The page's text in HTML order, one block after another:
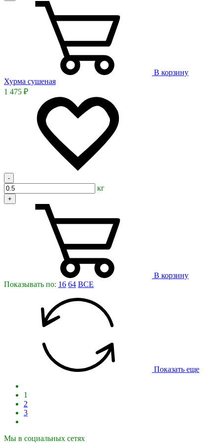
В корзину
Хурма сушеная
1 475 ₽
-
кг
+
В корзину
Показывать по: 16 64 ВСЕ
Показать еще
1
2
3
Мы в социальных сетях